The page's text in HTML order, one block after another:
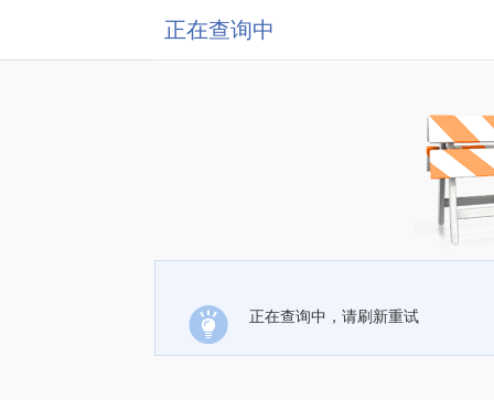
正在查询中
正在查询中，请刷新重试